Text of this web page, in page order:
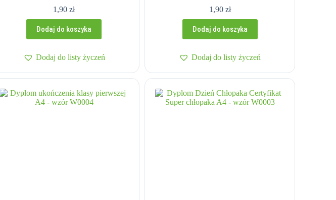
1,90zł
Dodaj do koszyka
Dodaj do listy życzeń
1,90 zł
Dodaj do koszyka
Dodaj do listy życzeń